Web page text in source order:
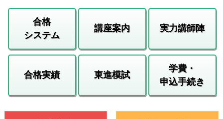
合格
システム
講座案内 実力講師陣
合格実績 東進模試
学費・
申込手続き